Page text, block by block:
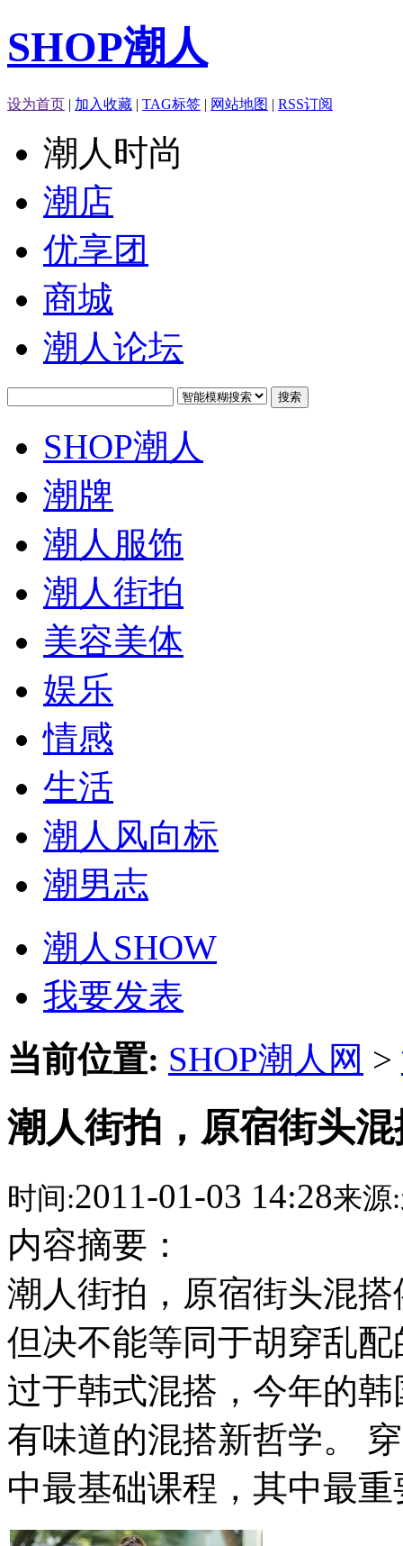
SHOP潮人
设为首页 | 加入收藏 | TAG标签 | 网站地图 | RSS订阅
潮人时尚
潮店
优享团
商城
潮人论坛
搜索
SHOP潮人
潮牌
潮人服饰
潮人街拍
美容美体
娱乐
情感
生活
潮人风向标
潮男志
潮人SHOW
我要发表
当前位置: SHOP潮人网 >
潮人街拍，原宿街头
时间:2011-01-03 14:28来源:
内容摘要：
潮人街拍，原宿街头混
但决不能等同于胡穿乱
过于韩式混搭，今年的
有味道的混搭新哲学。
中最基础课程，其中最